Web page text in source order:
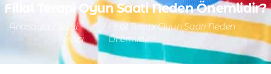
Filial Terapi Oyun Saati Neden Önemlidir?
Anasayfa
Filial
Terapi
Filial Terapi Oyun Saati Neden
Önemlidir?